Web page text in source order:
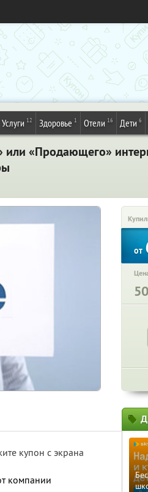
Услуги 12 Здоровье 1 Отели 16 Дети 6
«Продающего»
от
купон с экрана
компании